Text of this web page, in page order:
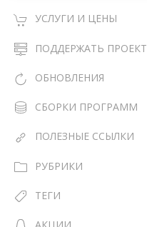
УСЛУГИ И ЦЕНЫ
ПОДДЕРЖАТЬ ПРОЕКТ
ОБНОВЛЕНИЯ
СБОРКИ ПРОГРАММ
ПОЛЕЗНЫЕ ССЫЛКИ
РУБРИКИ
ТЕГИ